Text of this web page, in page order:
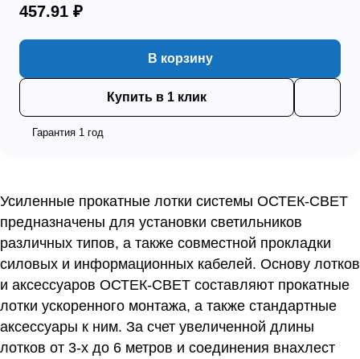
457.91 ₽
В корзину
Купить в 1 клик
Гарантия 1 год
Усиленные прокатные лотки системы ОСТЕК-СВЕТ
предназначены для установки светильников
различных типов, а также совместной прокладки
силовых и информационных кабелей. Основу лотков
и аксессуаров ОСТЕК-СВЕТ составляют прокатные
лотки ускоренного монтажа, а также стандартные
аксессуары к ним. За счет увеличенной длины
лотков от 3-х до 6 метров и соединения внахлест